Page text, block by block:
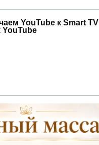
YouTube к Smart TV
YouTube